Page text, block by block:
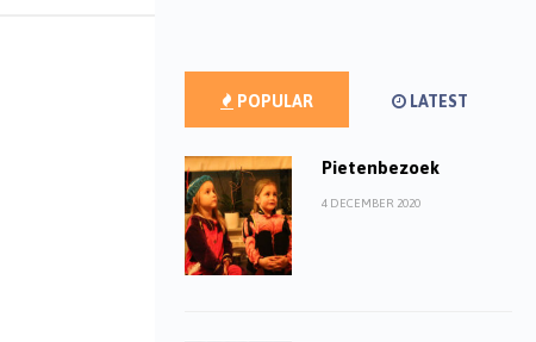
POPULAR LATEST
Pietenbezoek
4 DECEMBER 2020